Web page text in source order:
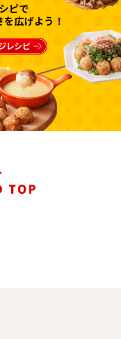
ピで
広げよう！